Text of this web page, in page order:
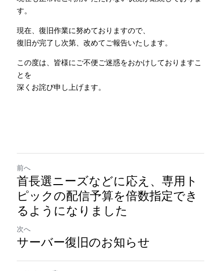
す。
現在、復旧作業に努めておりますので、
復旧が完了し次第、改めてご報告いたします。
この度は、皆様にご不便ご迷惑をおかけしておりますこ
とを
深くお詫び申し上げます。
前へ
首長選ニーズなどに応え、専用ト
ピックの配信予算を倍数指定でき
るようになりました
次へ
サーバー復旧のお知らせ